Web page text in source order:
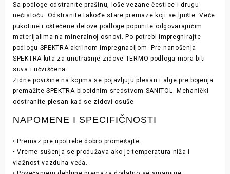
Sa podloge odstranite prašinu, loše vezane čestice i drugu
nečistoću. Odstranite takođe stare premaze koji se ljušte. Veće
pukotine i oštećene delove podloge popunite odgovarajućim
materijalima na mineralnoj osnovi. Po potrebi impregnirajte
podlogu SPEKTRA akrilnom impregnacijom. Pre nanošenja
SPEKTRA kita za unutrašnje zidove TERMO podloga mora biti
suva i učvršćena.
Zidne površine na kojima se pojavljuju plesan i alge pre bojenja
premažite SPEKTRA biocidnim sredstvom SANITOL. Mehanički
odstranite plesan kad se zidovi osuše.
NAPOMENE I SPECIFIČNOSTI
• Premaz pre upotrebe dobro promešajte.
• Vreme sušenja se produžava ako je temperatura niža i
vlažnost vazduha veća.